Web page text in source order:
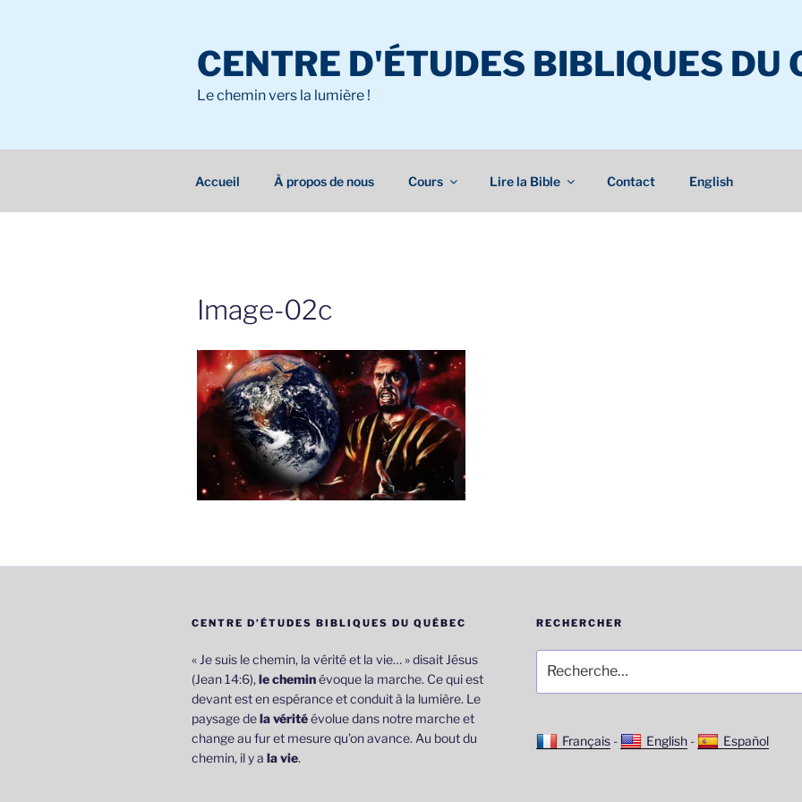
CENTRE D'ÉTUDES BIBLIQUES DU
Le chemin vers la lumière !
Accueil À propos de nous Cours Lire la Bible Contact English
Image-02c
CENTRE D’ÉTUDES BIBLIQUES DU QUÉBEC
« Je suis le chemin, la vérité et la vie… » disait Jésus
(Jean 14:6), le cheminévoque la marche. Ce qui est
devant est en espérance et conduit à la lumière. Le
paysage dela véritéévolue dans notre marche et
change au fur et mesure qu’on avance. Au bout du
chemin, il y a la vie.
RECHERCHER
pour
:
Français- English- Español